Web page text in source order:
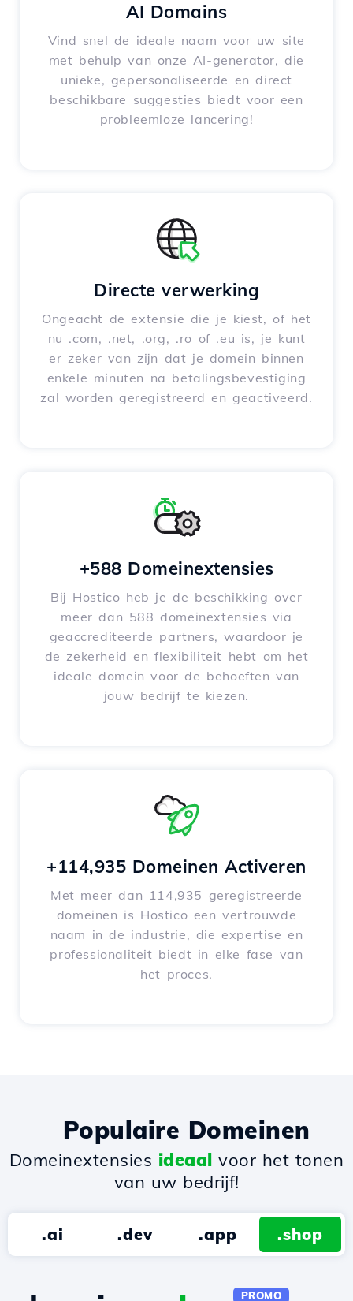
AI Domains
Vind snel de ideale naam voor uw site
met behulp van onze AI-generator, die
unieke, gepersonaliseerde en direct
beschikbare suggesties biedt voor een
probleemloze lancering!
Directe verwerking
Ongeacht de extensie die je kiest, of het
nu .com, .net, .org, .ro of .eu is, je kunt
er zeker van zijn dat je domein binnen
enkele minuten na betalingsbevestiging
zal worden geregistreerd en geactiveerd.
+588 Domeinextensies
Bij Hostico heb je de beschikking over
meer dan 588 domeinextensies via
geaccrediteerde partners, waardoor je
de zekerheid en flexibiliteit hebt om het
ideale domein voor de behoeften van
jouw bedrijf te kiezen.
+114,935 Domeinen Activeren
Met meer dan 114,935 geregistreerde
domeinen is Hostico een vertrouwde
naam in de industrie, die expertise en
professionaliteit biedt in elke fase van
het proces.
Populaire Domeinen
Domeinextensies ideaal voor het tonen
van uw bedrijf!
.ai .dev .app .shop
PROMO